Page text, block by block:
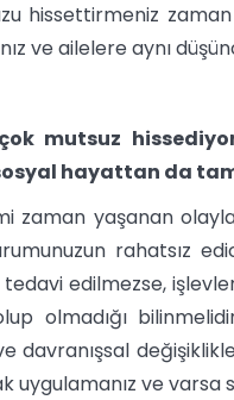
hissettirmeniz
ve ailelere aynı
mutsuz
hayattan da
zaman yaşanan
rahatsız
edilmezse,
olmadığı
davranışsal
uygulamanız ve varsa